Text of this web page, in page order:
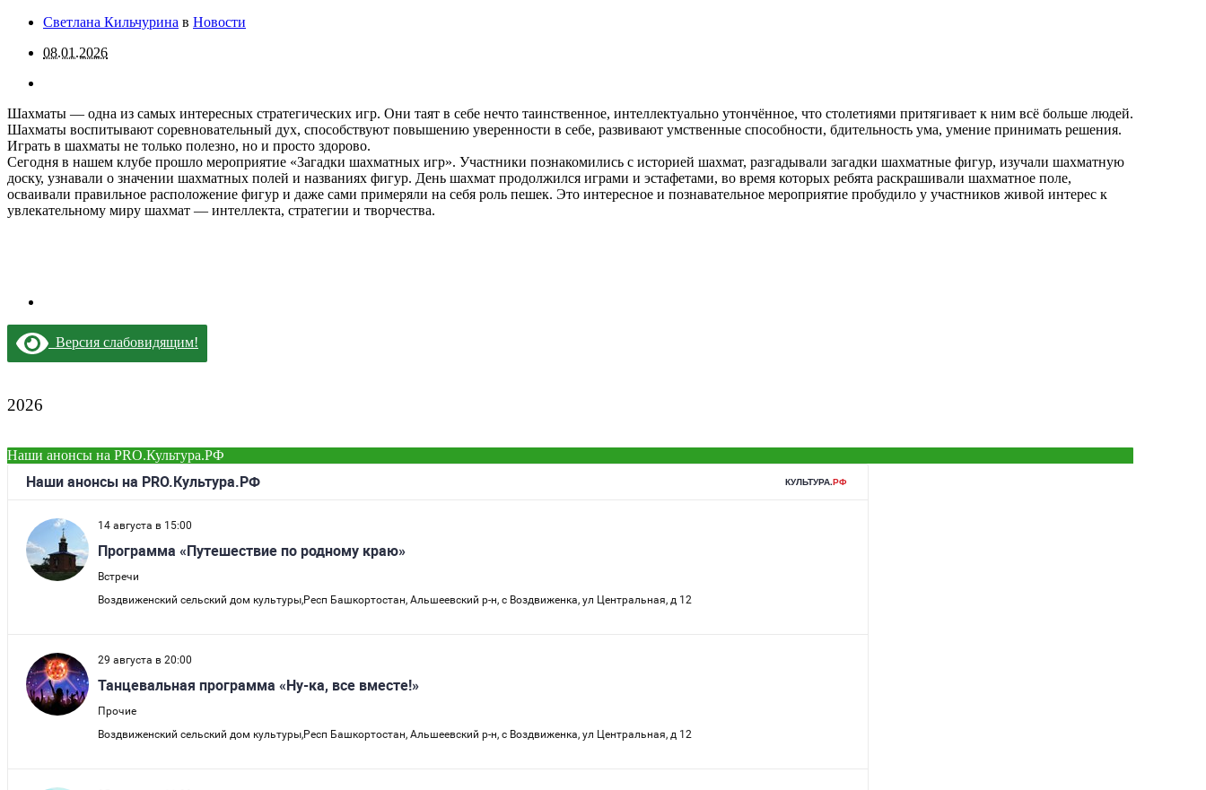
Светлана Кильчурина в Новости
08.01.2026
Шахматы — одна из самых интересных стратегических игр. Они таят в себе нечто таинственное, интеллектуально утончённое, что столетиями притягивает к ним всё больше людей.
Шахматы воспитывают соревновательный дух, способствуют повышению уверенности в себе, развивают умственные способности, бдительность ума, умение принимать решения.
Играть в шахматы не только полезно, но и просто здорово.
Сегодня в нашем клубе прошло мероприятие «Загадки шахматных игр». Участники познакомились с историей шахмат, разгадывали загадки шахматные фигур, изучали шахматную
доску, узнавали о значении шахматных полей и названиях фигур. День шахмат продолжился играми и эстафетами, во время которых ребята раскрашивали шахматное поле,
осваивали правильное расположение фигур и даже сами примеряли на себя роль пешек. Это интересное и познавательное мероприятие пробудило у участников живой интерес к
увлекательному миру шахмат — интеллекта, стратегии и творчества.
Версия слабовидящим!
2026
Наши анонсы на PRO.Культура.РФ